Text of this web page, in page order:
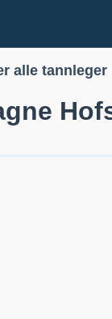
alle tannleger